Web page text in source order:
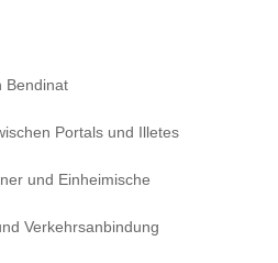
Bendinat
Portals und Illetes
und Einheimische
Verkehrsanbindung